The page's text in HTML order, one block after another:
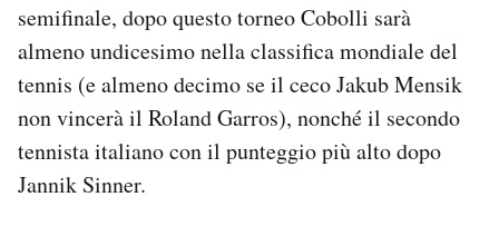
semifinale, dopo questo torneo Cobolli sarà
almeno undicesimo nella classifica mondiale del
tennis (e almeno decimo se il ceco Jakub Mensik
non vincerà il Roland Garros), nonché il secondo
tennista italiano con il punteggio più alto dopo
Jannik Sinner.